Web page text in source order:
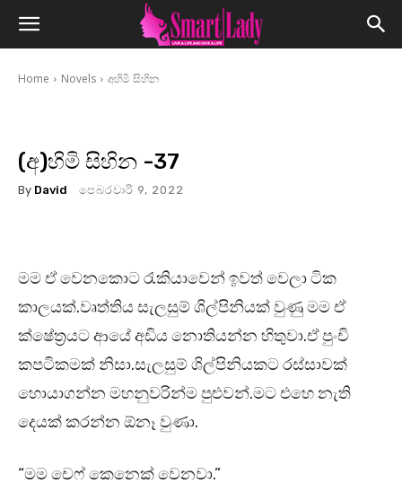
Home Novels අහිමි සිහින
(අ)හිමි සිහින -37
By David පෙබරවාරි 9, 2022
මම ඒ වෙනකොට රැකියාවෙන් ඉවත් වෙලා ටික
කාලයක්.වෘත්තිය සැලසුම් ශිල්පිනියක් වුණු මම ඒ
ක්ෂේත්‍රයට ආයේ අඩිය නොතියන්න හිතුවා.ඒ පුංචි
කපටිකමක් නිසා.සැලසුම් ශිල්පිනියකට රස්සාවක්
හොයාගන්න මහනුවරින්ම පුළුවන්.මට එහෙ නැති
දෙයක් කරන්න ඕනෑ වුණා.
“මම චෙෆ් කෙනෙක් වෙනවා.”